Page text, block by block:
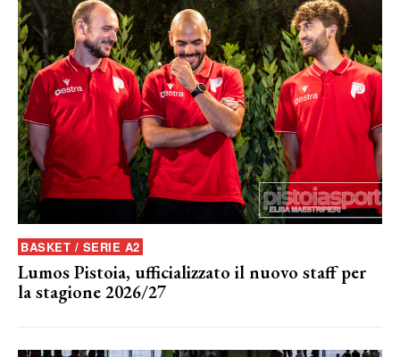
BASKET / SERIE A2
Lumos Pistoia, ufficializzato il nuovo staff per
la stagione 2026/27